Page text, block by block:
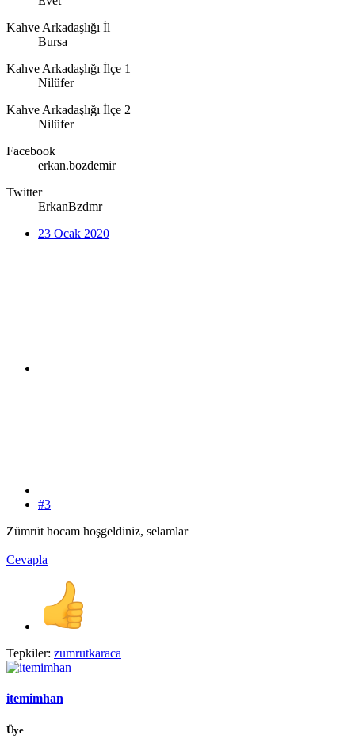
Kahve Arkadaşlığı İl
Bursa
Kahve Arkadaşlığı İlçe 1
Nilüfer
Kahve Arkadaşlığı İlçe 2
Nilüfer
Facebook
erkan.bozdemir
Twitter
ErkanBzdmr
23 Ocak 2020
#3
Zümrüt hocam hoşgeldiniz, selamlar
Cevapla
Tepkiler: zumrutkaraca
itemimhan
Üye